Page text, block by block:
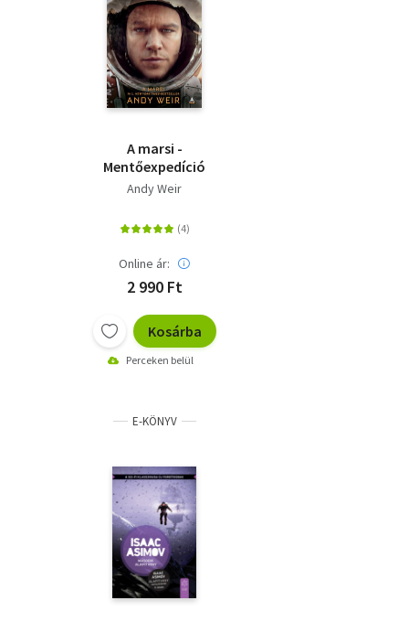
A marsi -
Mentőexpedíció
Andy Weir
Online ár:
2 990 Ft
Kosárba
Perceken belül
E-KÖNYV